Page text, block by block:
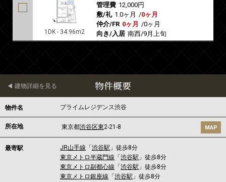
1DK - 34.96m2
管理費 12,000円
敷/礼 1.0ヶ月 /0ヶ月
仲介/FR 0ヶ月 /0ヶ月
向き/入居 南西/9月上旬
物件概要
建物詳細を見る
物件名 プライムレジデンス渋谷
所在地 東京都渋谷区東2-21-8 MAP
最寄駅 JR山手線 「渋谷駅 」徒歩8分
東京メトロ半蔵門線 「渋谷駅 」徒歩8分
東京メトロ副都心線 「渋谷駅 」徒歩8分
東京メトロ銀座線 「渋谷駅 」徒歩8分